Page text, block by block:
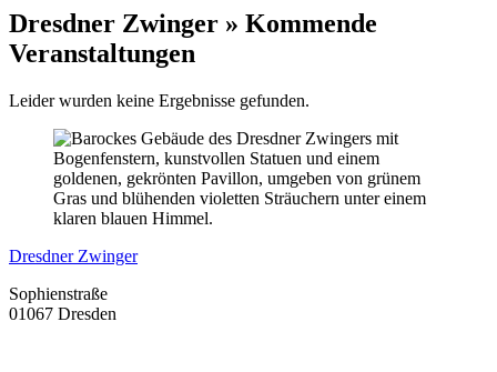
Dresdner Zwinger » Kommende
Veranstaltungen
Leider wurden keine Ergebnisse gefunden.
Dresdner Zwinger
Sophienstraße
01067 Dresden